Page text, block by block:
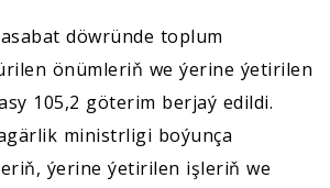
döwründe toplum
önümleriň we ýerine ýetirilen
105,2 göterim berjaý edildi.
ministrligi boýunça
ýerine ýetirilen işleriň we